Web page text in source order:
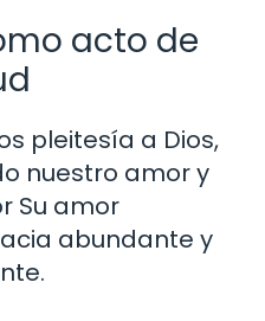
acto de
pleitesía a Dios,
nuestro amor y
Su amor
abundante y